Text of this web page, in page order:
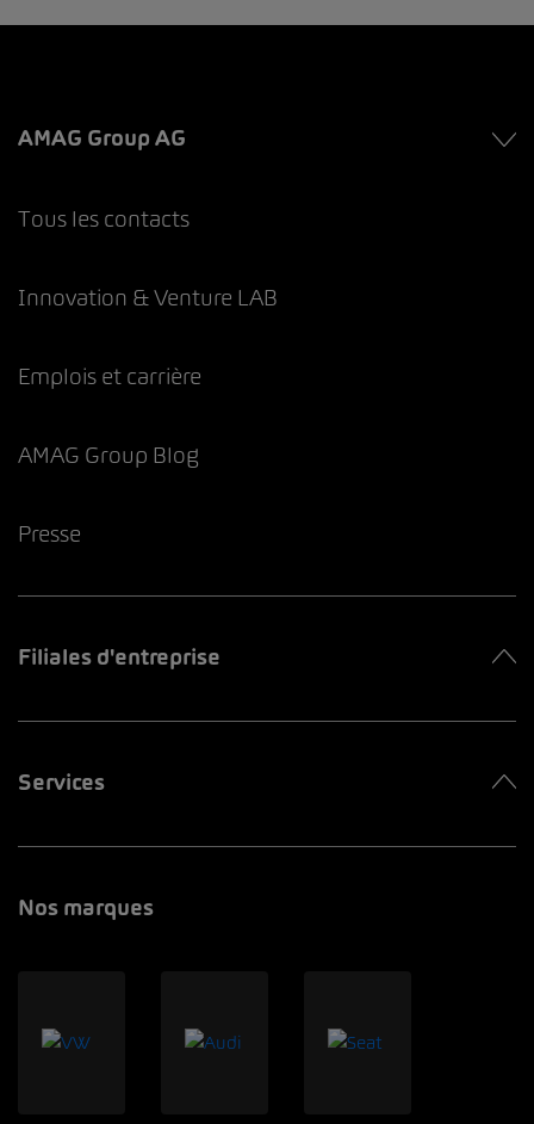
AMAG Group AG
Tous les contacts
Innovation & Venture LAB
Emplois et carrière
AMAG Group Blog
Presse
Filiales d'entreprise
Services
Nos marques